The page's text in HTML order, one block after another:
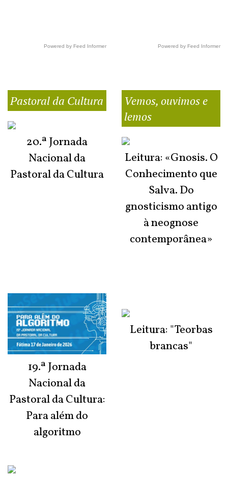
Powered by Feed Informer Powered by Feed Informer
Pastoral da Cultura
20.ª Jornada
Nacional da
Pastoral da Cultura
19.ª Jornada
Nacional da
Pastoral da Cultura:
Para além do
algoritmo
Vemos, ouvimos e
lemos
Leitura: «Gnosis. O
Conhecimento que
Salva. Do
gnosticismo antigo
à neognose
contemporânea»
Leitura: "Teorbas
brancas"